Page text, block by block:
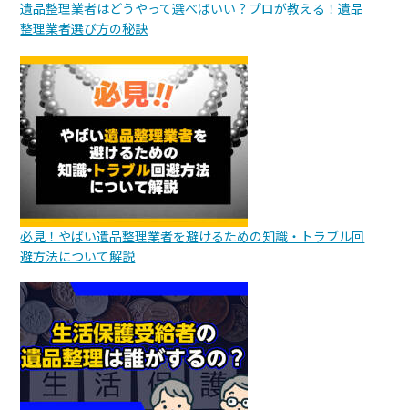
遺品整理業者はどうやって選べばいい？プロが教える！遺品
整理業者選び方の秘訣
必見！やばい遺品整理業者を避けるための知識・トラブル回
避方法について解説